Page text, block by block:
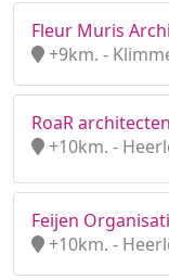
Fleur Muris
+9km. -
RoaR architecten
+10km. -
Feijen
+10km. -